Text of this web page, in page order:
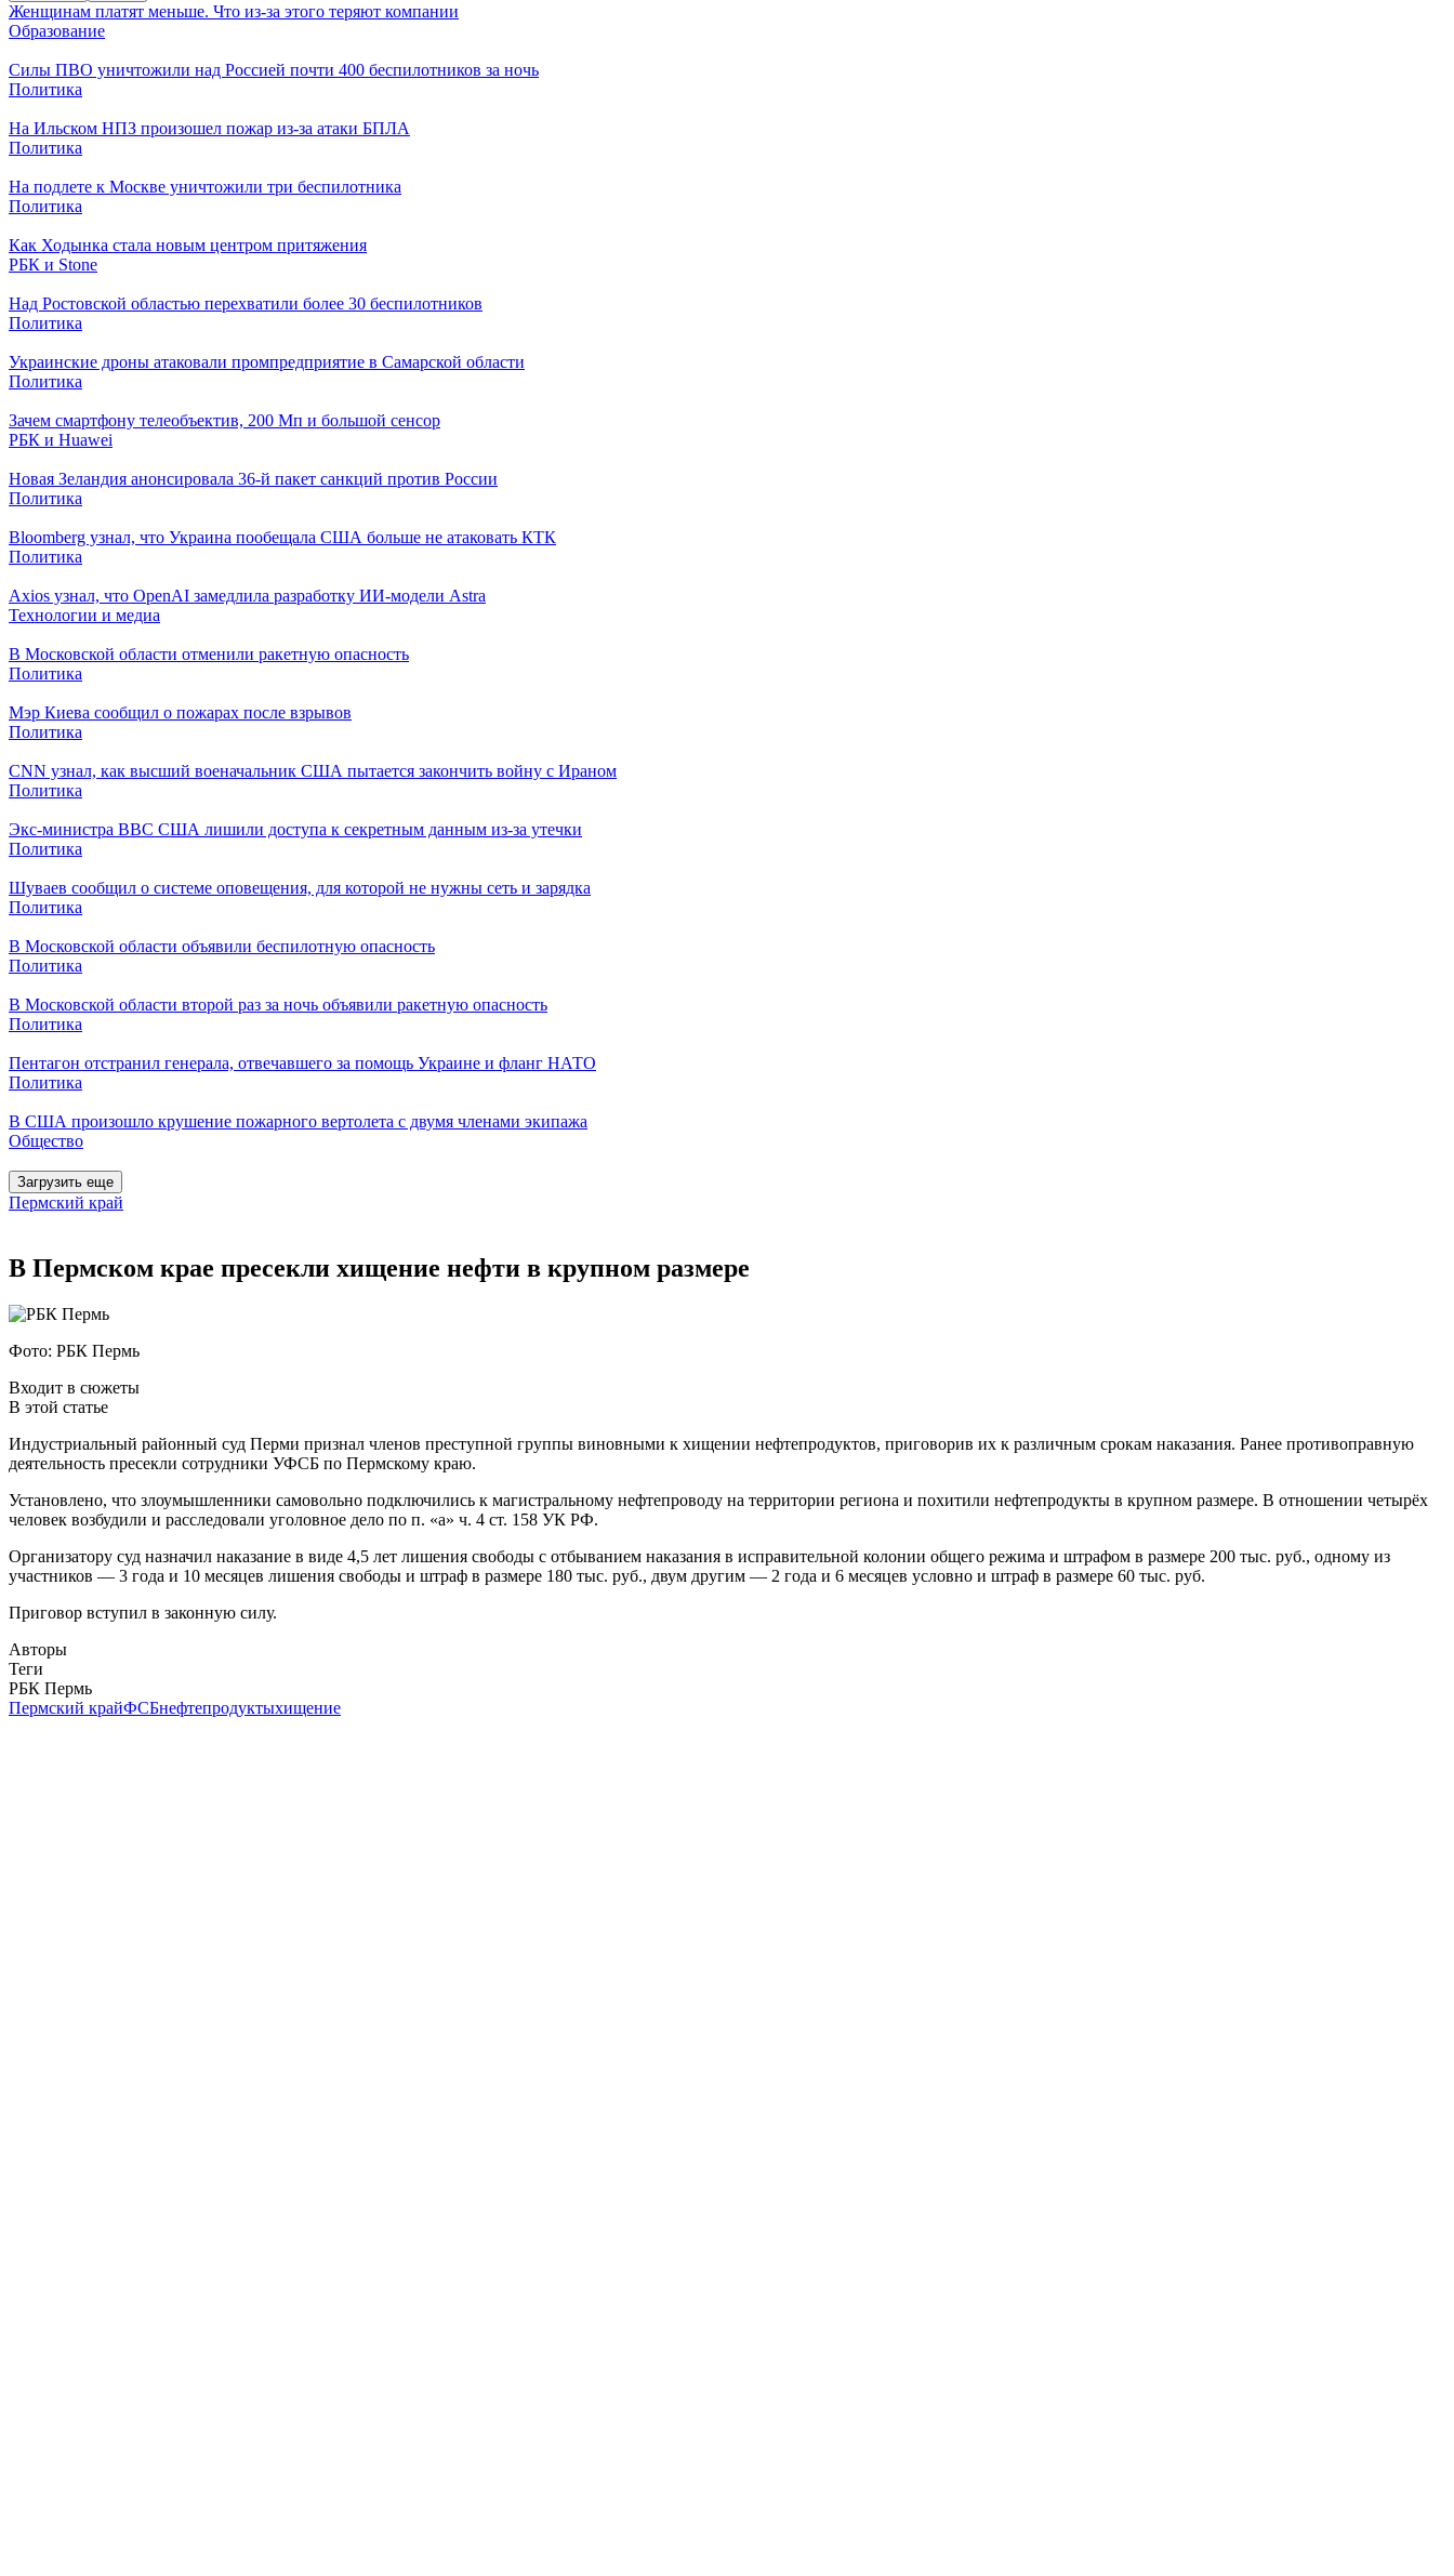
Женщинам платят меньше. Что из-за этого теряют компании
Образование
Силы ПВО уничтожили над Россией почти 400 беспилотников за ночь
Политика
На Ильском НПЗ произошел пожар из-за атаки БПЛА
Политика
На подлете к Москве уничтожили три беспилотника
Политика
Как Ходынка стала новым центром притяжения
РБК и Stone
Над Ростовской областью перехватили более 30 беспилотников
Политика
Украинские дроны атаковали промпредприятие в Самарской области
Политика
Зачем смартфону телеобъектив, 200 Мп и большой сенсор
РБК и Huawei
Новая Зеландия анонсировала 36-й пакет санкций против России
Политика
Bloomberg узнал, что Украина пообещала США больше не атаковать КТК
Политика
Axios узнал, что OpenAI замедлила разработку ИИ-модели Astra
Технологии и медиа
В Московской области отменили ракетную опасность
Политика
Мэр Киева сообщил о пожарах после взрывов
Политика
CNN узнал, как высший военачальник США пытается закончить войну с Ираном
Политика
Экс-министра ВВС США лишили доступа к секретным данным из-за утечки
Политика
Шуваев сообщил о системе оповещения, для которой не нужны сеть и зарядка
Политика
В Московской области объявили беспилотную опасность
Политика
В Московской области второй раз за ночь объявили ракетную опасность
Политика
Пентагон отстранил генерала, отвечавшего за помощь Украине и фланг НАТО
Политика
В США произошло крушение пожарного вертолета с двумя членами экипажа
Общество
Загрузить еще
Пермский край
В Пермском крае пресекли хищение нефти в крупном размере
Фото: РБК Пермь
Входит в сюжеты
В этой статье
Индустриальный районный суд Перми признал членов преступной группы виновными к хищении нефтепродуктов, приговорив их к различным срокам наказания. Ранее противоправную
деятельность пресекли сотрудники УФСБ по Пермскому краю.
Установлено, что злоумышленники самовольно подключились к магистральному нефтепроводу на территории региона и похитили нефтепродукты в крупном размере. В отношении четырёх
человек возбудили и расследовали уголовное дело по п. «а» ч. 4 ст. 158 УК РФ.
Организатору суд назначил наказание в виде 4,5 лет лишения свободы с отбыванием наказания в исправительной колонии общего режима и штрафом в размере 200 тыс. руб., одному из
участников — 3 года и 10 месяцев лишения свободы и штраф в размере 180 тыс. руб., двум другим — 2 года и 6 месяцев условно и штраф в размере 60 тыс. руб.
Приговор вступил в законную силу.
Авторы
Теги
РБК Пермь
Пермский крайФСБнефтепродуктыхищение